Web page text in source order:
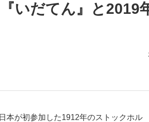
いだてん』と2019
本が初参加した1912年のストックホル